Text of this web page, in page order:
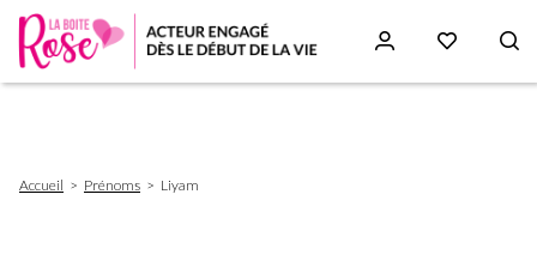
d'Ariane
Accueil Prénoms Liyam